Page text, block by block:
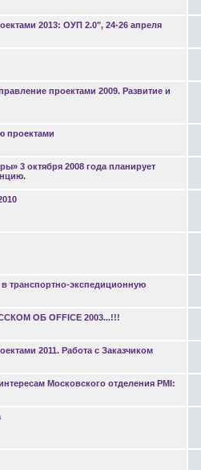
2013: ОУП 2.0", 24-26 апреля
проектами 2009. Развитие и
проектами
3 октября 2008 года планирует
транспортно-экспедиционную
ОБ OFFICE 2003...!!!
2011. Работа с Заказчиком
Московского отделения PMI: